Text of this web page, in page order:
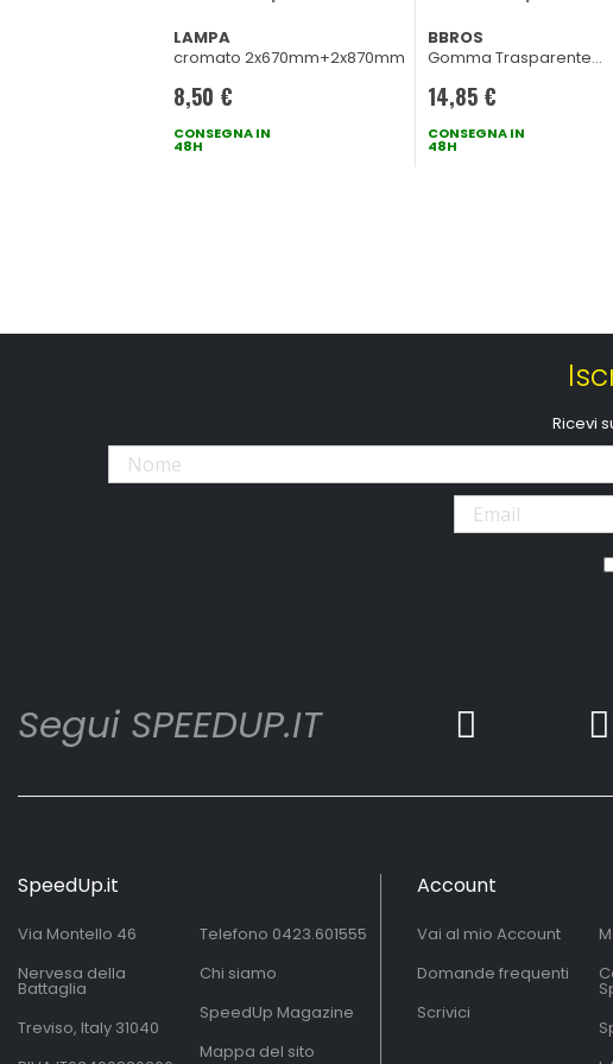
LAMPA
cromato 2x670mm+2x870mm
8,50 €
CONSEGNA IN
48H
BBROS
Gomma Trasparente
14,85 €
CONSEGNA IN
48H
Ricevi
Segui SPEEDUP.IT
SpeedUp.it
Via Montello 46
Nervesa della
Battaglia
Treviso, Italy 31040
Telefono 0423.601555
Chi siamo
SpeedUp Magazine
Mappa del sito
Account
Vai al mio Account
Domande frequenti
Scrivici